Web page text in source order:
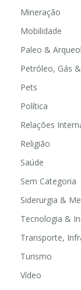
Mineração
Mobilidade
Paleo &
Petróleo, Gás
Pets
Política
Relações
Religião
Saúde
Sem Categoria
Siderurgia &
Tecnologia &
Transporte,
Turismo
Vídeo